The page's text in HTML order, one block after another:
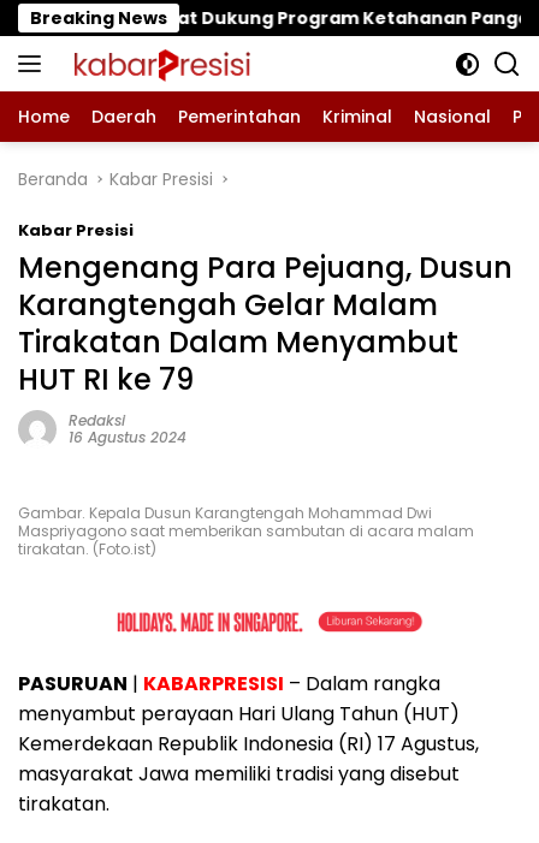
Langsung
ke
konten
Breaking News
Program Ketahanan Pangan Nasional ‎Bos
Home Daerah Pemerintahan Kriminal Nasional
Beranda Kabar Presisi
Kabar Presisi
Mengenang Para Pejuang, Dusun
Karangtengah Gelar Malam
Tirakatan Dalam Menyambut
HUT RI ke 79
Redaksi
16 Agustus 2024
Gambar. Kepala Dusun Karangtengah Mohammad Dwi
Maspriyagono saat memberikan sambutan di acara malam
tirakatan. (Foto.ist)
PASURUAN | KABARPRESISI – Dalam rangka
menyambut perayaan Hari Ulang Tahun (HUT)
Kemerdekaan Republik Indonesia (RI) 17 Agustus,
masyarakat Jawa memiliki tradisi yang disebut
tirakatan.